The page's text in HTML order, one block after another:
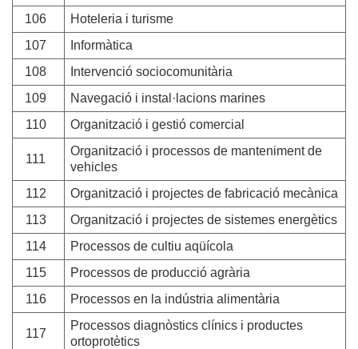
106
Hoteleria i turisme
107
Informàtica
108
Intervenció sociocomunitària
109
Navegació i instal·lacions marines
110
Organització i gestió comercial
111
Organització i processos de manteniment de
vehicles
112
Organització i projectes de fabricació mecànica
113
Organització i projectes de sistemes energètics
114
Processos de cultiu aqüícola
115
Processos de producció agrària
116
Processos en la indústria alimentària
117
Processos diagnòstics clínics i productes
ortoprotètics